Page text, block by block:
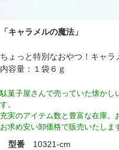
「キャラメルの魔法」
ちょっと特別なおやつ！キャラ
内容量：１袋６ｇ
駄菓子屋さんで売っていた懐かし
す。
充実のアイテム数と豊富な在庫。
お求め安い卸価格で販売いたしま
型番
10321-cm